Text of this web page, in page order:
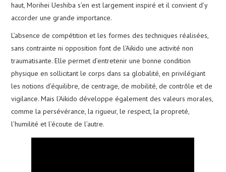
haut, Morihei Ueshiba s’en est largement inspiré et il convient d’y
accorder une grande importance.
L’absence de compétition et les formes des techniques réalisées,
sans contrainte ni opposition font de l’Aikido une activité non
traumatisante. Elle permet d’entretenir une bonne condition
physique en sollicitant le corps dans sa globalité, en privilégiant
les notions d’équilibre, de centrage, de mobilité, de contrôle et de
vigilance. Mais l’Aikido développe également des valeurs morales,
comme la persévérance, la rigueur, le respect, la propreté,
l’humilité et l’écoute de l’autre.